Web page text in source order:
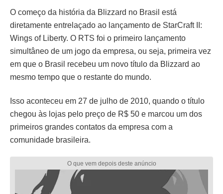
O começo da história da Blizzard no Brasil está
diretamente entrelaçado ao lançamento de StarCraft II:
Wings of Liberty. O RTS foi o primeiro lançamento
simultâneo de um jogo da empresa, ou seja, primeira vez
em que o Brasil recebeu um novo título da Blizzard ao
mesmo tempo que o restante do mundo.
Isso aconteceu em 27 de julho de 2010, quando o título
chegou às lojas pelo preço de R$ 50 e marcou um dos
primeiros grandes contatos da empresa com a
comunidade brasileira.